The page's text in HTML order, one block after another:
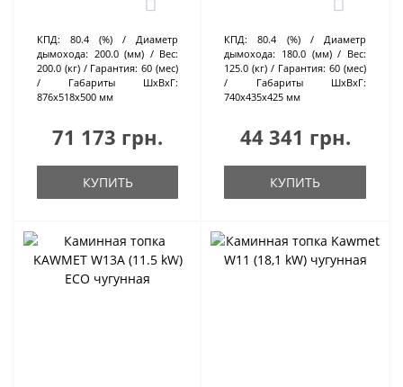
КПД: 80.4 (%)
Диаметр
дымохода: 200.0 (мм)
Вес:
200.0 (кг)
Гарантия: 60 (мес)
Габариты ШхВхГ:
876х518х500 мм
71 173 грн.
КУПИТЬ
КПД: 80.4 (%)
Диаметр
дымохода: 180.0 (мм)
Вес:
125.0 (кг)
Гарантия: 60 (мес)
Габариты ШхВхГ:
740х435х425 мм
44 341 грн.
КУПИТЬ